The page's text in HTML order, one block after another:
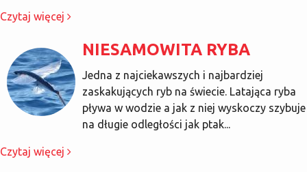
Czytaj więcej
NIESAMOWITA RYBA
Jedna z najciekawszych i najbardziej
zaskakujących ryb na świecie. Latająca ryba
pływa w wodzie a jak z niej wyskoczy szybuje
na długie odległości jak ptak...
Czytaj więcej